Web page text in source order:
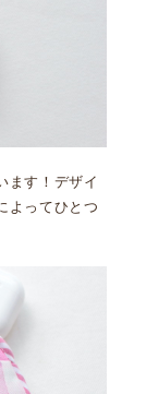
ます！デザイ
よってひとつ